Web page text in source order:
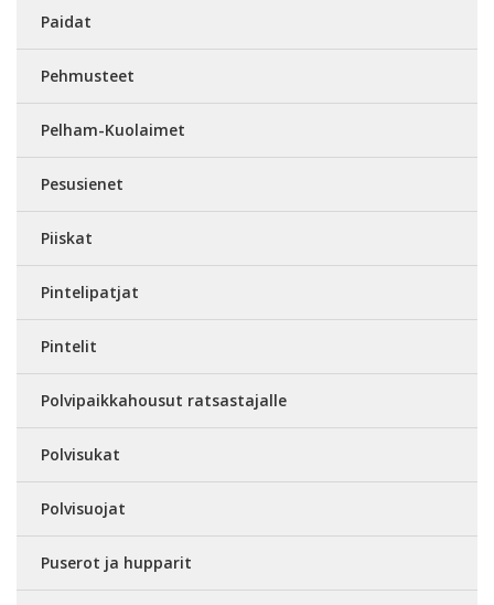
Paidat
Pehmusteet
Pelham-Kuolaimet
Pesusienet
Piiskat
Pintelipatjat
Pintelit
Polvipaikkahousut ratsastajalle
Polvisukat
Polvisuojat
Puserot ja hupparit